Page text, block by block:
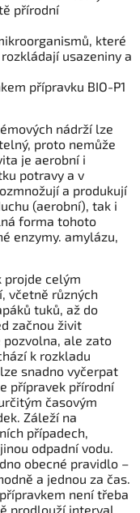
přírodní
které
usazeniny a
přípravku BIO-P1
nádrží lze
proto nemůže
je aerobní i
potravy a v
a produkují
(aerobní), tak i
forma tohoto
enzymy. amylázu,
projde celým
včetně různých
tuků, až do
začnou živit
pozvolna, ale zato
k rozkladu
snadno vyčerpat
přípravek přírodní
časovým
Záleží na
případech,
odpadní vodu.
obecné pravidlo –
a jednou za čas.
není třeba
prodlouží interval